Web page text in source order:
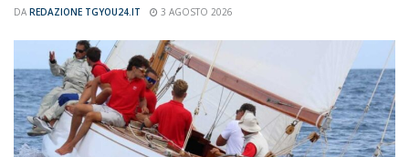
DA REDAZIONE TGYOU24.IT 3 AGOSTO 2026